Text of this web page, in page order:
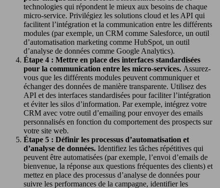
technologies qui répondent le mieux aux besoins de chaque
micro-service. Privilégiez les solutions cloud et les API qui
facilitent l’intégration et la communication entre les différents
modules (par exemple, un CRM comme Salesforce, un outil
d’automatisation marketing comme HubSpot, un outil
d’analyse de données comme Google Analytics).
Étape 4 : Mettre en place des interfaces standardisées
pour la communication entre les micro-services. Assurez-
vous que les différents modules peuvent communiquer et
échanger des données de manière transparente. Utilisez des
API et des interfaces standardisées pour faciliter l’intégration
et éviter les silos d’information. Par exemple, intégrez votre
CRM avec votre outil d’emailing pour envoyer des emails
personnalisés en fonction du comportement des prospects sur
votre site web.
Étape 5 : Définir les processus d’automatisation et
d’analyse de données. Identifiez les tâches répétitives qui
peuvent être automatisées (par exemple, l’envoi d’emails de
bienvenue, la réponse aux questions fréquentes des clients) et
mettez en place des processus d’analyse de données pour
suivre les performances de la campagne, identifier les